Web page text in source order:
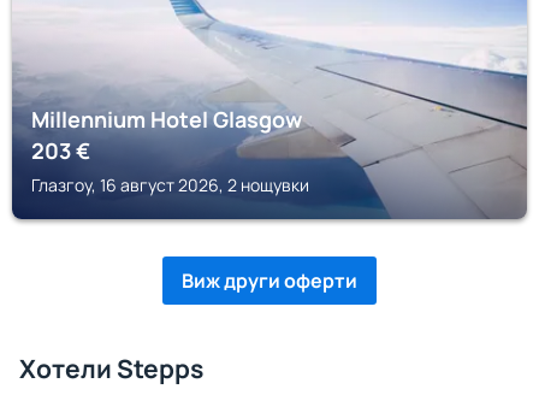
Millennium Hotel Glasgow
203€
Глазгоу, 16 август 2026, 2 нощувки
Виж други оферти
Хотели Stepps